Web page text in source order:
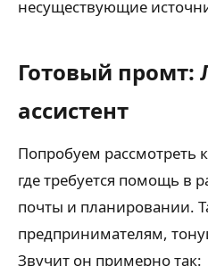
несуществующие
Готовый
ассистент
Попробуем рассмотреть
где требуется помощь в
почты и планировании.
предпринимателям,
Звучит он примерно так: